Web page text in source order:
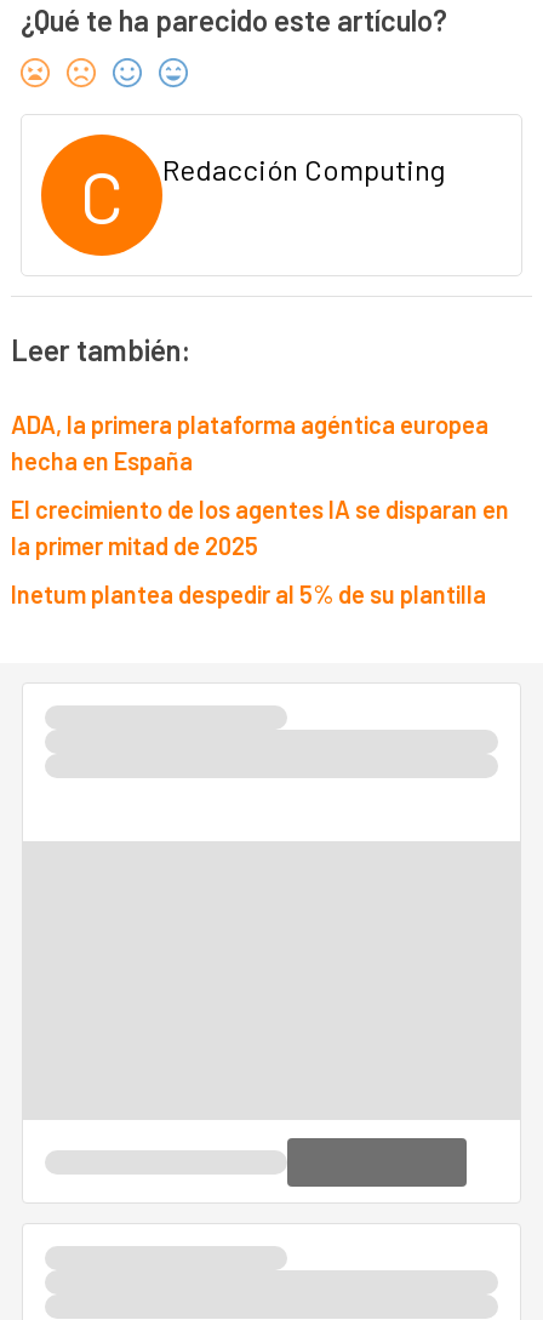
¿Qué te ha parecido este artículo?
C Redacción Computing
Leer también:
ADA, la primera plataforma agéntica europea
hecha en España
El crecimiento de los agentes IA se disparan en
la primer mitad de 2025
Inetum plantea despedir al 5% de su plantilla